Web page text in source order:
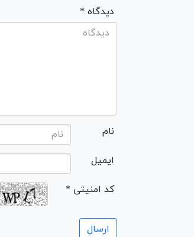
* دیدگاه
نام
ایمیل
* کد امنیتی